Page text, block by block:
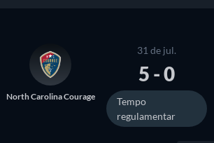
North Carolina Courage
31 de jul.
5 - 0
Tempo
regulamentar